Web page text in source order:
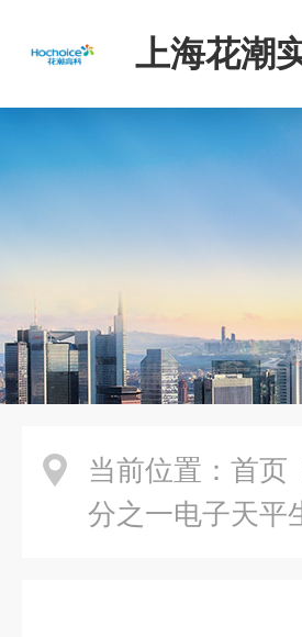
上海花潮
当前位置： 首页
分之一电子天平